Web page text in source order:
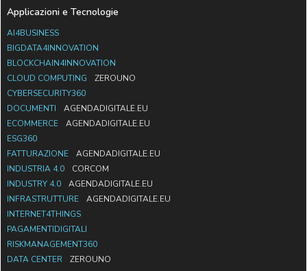
Applicazioni e Tecnologie
AI4BUSINESS
BIGDATA4INNOVATION
BLOCKCHAIN4INNOVATION
CLOUD COMPUTING
ZEROUNO
CYBERSECURITY360
DOCUMENTI
AGENDADIGITALE.EU
ECOMMERCE
AGENDADIGITALE.EU
ESG360
FATTURAZIONE
AGENDADIGITALE.EU
INDUSTRIA 4.0
CORCOM
INDUSTRY 4.0
AGENDADIGITALE.EU
INFRASTRUTTURE
AGENDADIGITALE.EU
INTERNET4THINGS
PAGAMENTIDIGITALI
RISKMANAGEMENT360
DATA CENTER
ZEROUNO